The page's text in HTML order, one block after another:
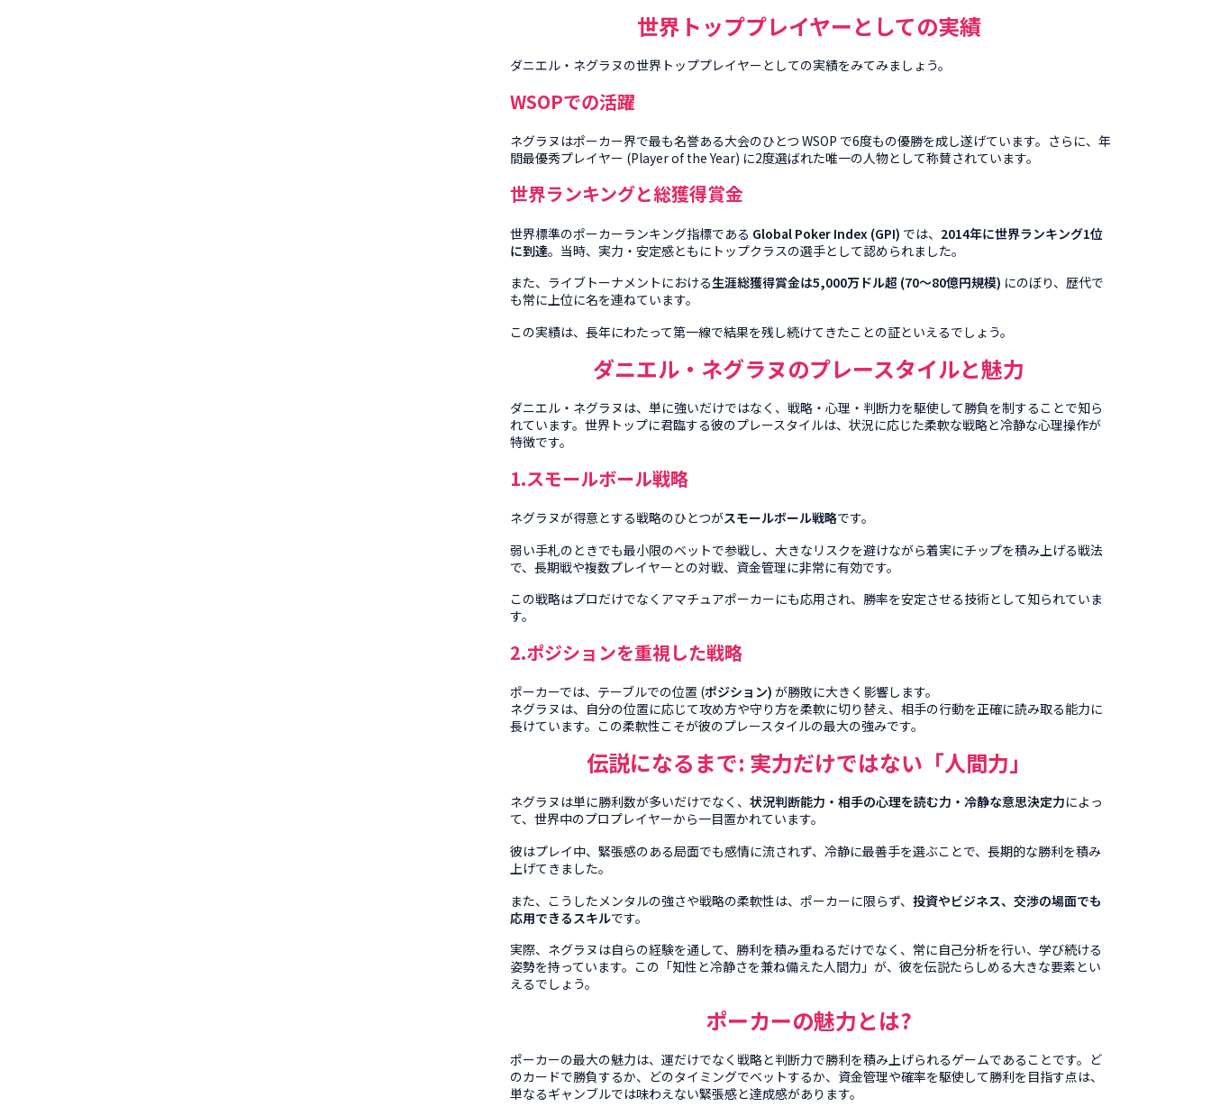
世界トッププレイヤーとしての実績
ダニエル・ネグラヌの世界トッププレイヤーとしての実績をみてみましょう。
WSOPでの活躍
ネグラヌはポーカー界で最も名誉ある大会のひとつ WSOP で6度もの優勝を成し遂げています。さらに、年
間最優秀プレイヤー (Player of the Year) に2度選ばれた唯一の人物として称賛されています。
世界ランキングと総獲得賞金
世界標準のポーカーランキング指標である Global Poker Index (GPI) では、 2014年に世界ランキング1位
に到達。当時、実力・安定感ともにトップクラスの選手として認められました。
また、ライブトーナメントにおける生涯総獲得賞金は5,000万ドル超 (70〜80億円規模) にのぼり、歴代で
も常に上位に名を連ねています。
この実績は、長年にわたって第一線で結果を残し続けてきたことの証といえるでしょう。
ダニエル・ネグラヌのプレースタイルと魅力
ダニエル・ネグラヌは、単に強いだけではなく、戦略・心理・判断力を駆使して勝負を制することで知ら
れています。世界トップに君臨する彼のプレースタイルは、状況に応じた柔軟な戦略と冷静な心理操作が
特徴です。
1.スモールボール戦略
ネグラヌが得意とする戦略のひとつがスモールボール戦略です。
弱い手札のときでも最小限のベットで参戦し、大きなリスクを避けながら着実にチップを積み上げる戦法
で、長期戦や複数プレイヤーとの対戦、資金管理に非常に有効です。
この戦略はプロだけでなくアマチュアポーカーにも応用され、勝率を安定させる技術として知られていま
す。
2.ポジションを重視した戦略
ポーカーでは、テーブルでの位置 (ポジション) が勝敗に大きく影響します。
ネグラヌは、自分の位置に応じて攻め方や守り方を柔軟に切り替え、相手の行動を正確に読み取る能力に
長けています。この柔軟性こそが彼のプレースタイルの最大の強みです。
伝説になるまで: 実力だけではない「人間力 」
ネグラヌは単に勝利数が多いだけでなく、 状況判断能力・相手の心理を読む力・冷静な意思決定力によっ
て、世界中のプロプレイヤーから一目置かれています。
彼はプレイ中、緊張感のある局面でも感情に流されず、冷静に最善手を選ぶことで、長期的な勝利を積み
上げてきました。
また、こうしたメンタルの強さや戦略の柔軟性は、ポーカーに限らず、 投資やビジネス、交渉の場面でも
応用できるスキルです。
実際、ネグラヌは自らの経験を通して、勝利を積み重ねるだけでなく、常に自己分析を行い、学び続ける
姿勢を持っています。この「知性と冷静さを兼ね備えた人間力」が、彼を伝説たらしめる大きな要素とい
えるでしょう。
ポーカーの魅力とは?
ポーカーの最大の魅力は、運だけでなく戦略と判断力で勝利を積み上げられるゲームであることです。ど
のカードで勝負するか、どのタイミングでベットするか、資金管理や確率を駆使して勝利を目指す点は、
単なるギャンブルでは味わえない緊張感と達成感があります。